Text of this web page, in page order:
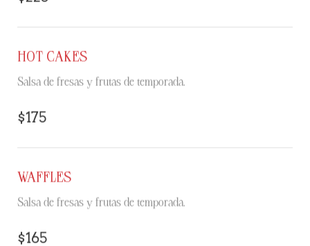
HOT CAKES
Salsa de fresas y frutas de temporada.
$175
WAFFLES
Salsa de fresas y frutas de temporada.
$165